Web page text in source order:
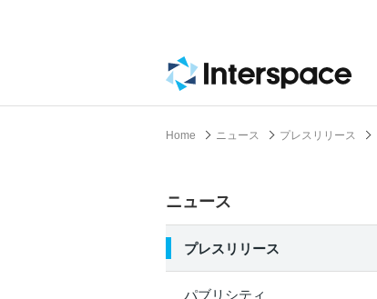
Home ニュース プレスリリース
ニュース
プレスリリース
パブリシティ